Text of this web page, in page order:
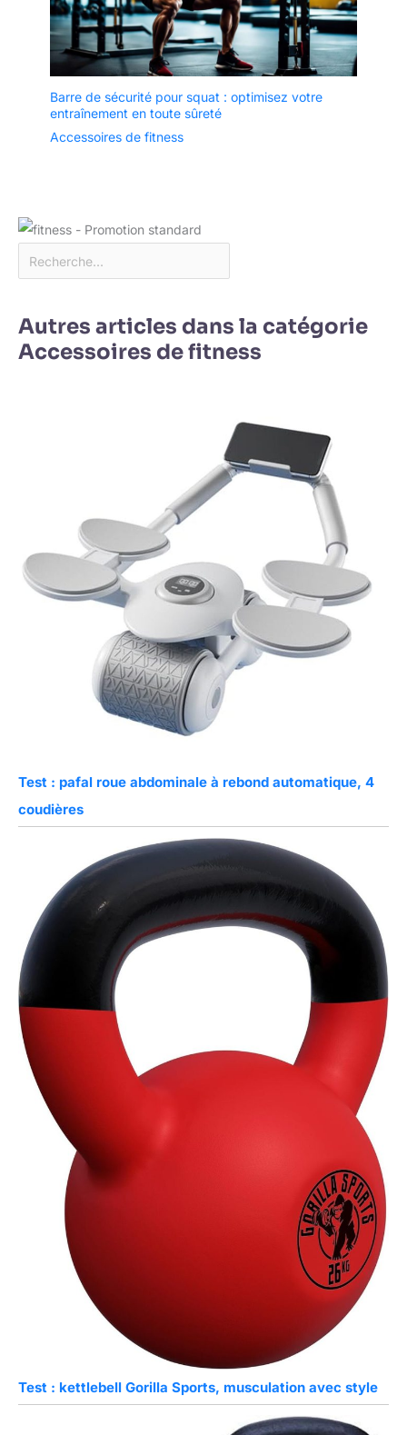
Barre de sécurité pour squat : optimisez votre
entraînement en toute sûreté
Accessoires de fitness
Autres articles dans la catégorie
Accessoires de fitness
Test : pafal roue abdominale à rebond automatique, 4
coudières
Test : kettlebell Gorilla Sports, musculation avec style